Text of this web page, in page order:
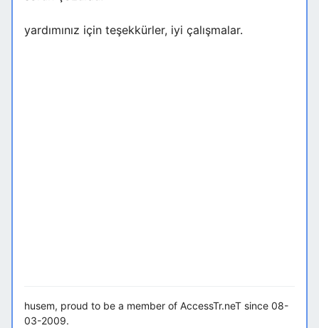
yardımınız için teşekkürler, iyi çalışmalar.
husem, proud to be a member of AccessTr.neT since 08-
03-2009.